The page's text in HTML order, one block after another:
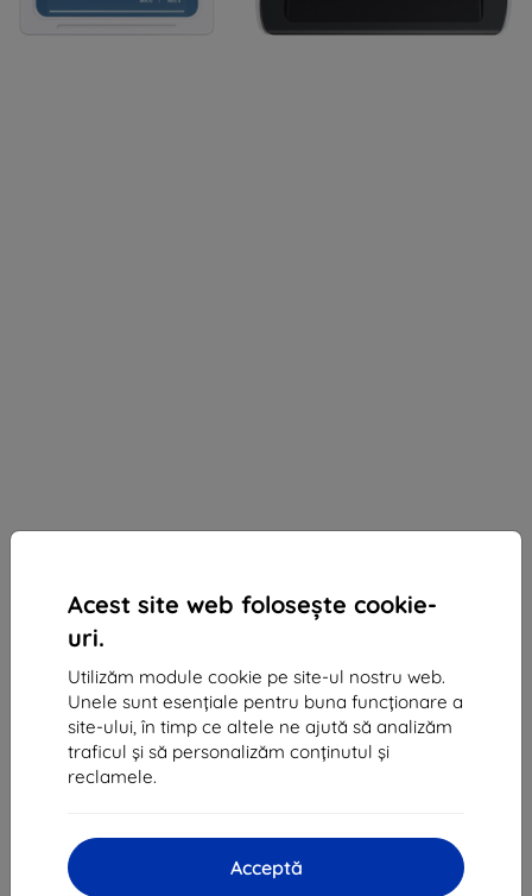
Acest site web folosește cookie-
uri.
Utilizăm module cookie pe site-ul nostru web.
Unele sunt esențiale pentru buna funcționare a
site-ului, în timp ce altele ne ajută să analizăm
traficul și să personalizăm conținutul și
reclamele.
Acceptă
Card de memorie Samsung SDXC 256GB PRO PLUS
+ USB adapter (MB-SD256KB/WW)
Descrierea și specificațiile
202 lei
Preț fără DPH